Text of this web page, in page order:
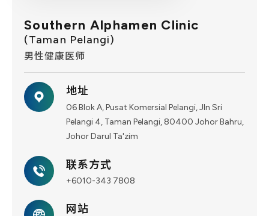
Southern Alphamen Clinic
(Taman Pelangi)
男性健康医师
地址
06 Blok A, Pusat Komersial Pelangi, Jln Sri
Pelangi 4, Taman Pelangi, 80400 Johor Bahru,
Johor Darul Ta'zim
联系方式
+6010-343 7808
网站